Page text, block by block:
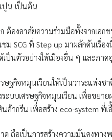
ปูน เป็นต้น
ต้องอาศัยความร่วมมือทั้งจากเอ
ม SCG ที่ Step up มาผลักดันเ
เป็นตัวอย่างให้เมืองอื่น ๆ และภา
ษฐกิจหมุนเวียนให้เป็นวาระแห่ง
บบเศรษฐกิจหมุนเวียน เพื่อขยา
ค้ากรีน เพื่อสร้าง eco-system ที่
ด ถือเป็นการสร้างความมั่นคงทา